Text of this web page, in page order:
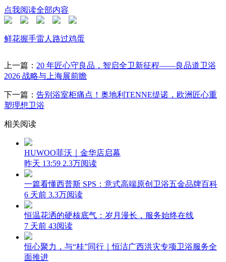
点我阅读全部内容
鲜花握手雷人 路过鸡蛋
上一篇： 20 年匠心守良品，智启全卫新征程——良品道卫浴
2026 战略与上海展前瞻
下一篇： 告别浴室柜痛点！奥地利TENNE缇诺，欧洲匠心重
塑理想卫浴
相关阅读
HUWOO菲沃｜金华店启幕
昨天 13:59 2.3万阅读
一篇看懂西普斯 SPS：意式高端原创卫浴五金品牌百科
6 天前 3.3万阅读
恒温花洒的硬核底气：岁月漫长，服务始终在线
7 天前 43阅读
恒心聚力，与“桂”同行｜恒洁广西洪灾专项卫浴服务全
面推进